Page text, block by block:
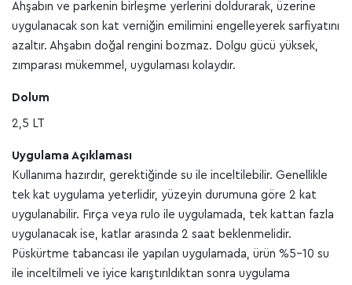
Ahşabın ve parkenin birleşme yerlerini doldurarak, üzerine
uygulanacak son kat verniğin emilimini engelleyerek sarfiyatını
azaltır. Ahşabın doğal rengini bozmaz. Dolgu gücü yüksek,
zımparası mükemmel, uygulaması kolaydır.
Dolum
2,5 LT
Uygulama Açıklaması
Kullanıma hazırdır, gerektiğinde su ile inceltilebilir. Genellikle
tek kat uygulama yeterlidir, yüzeyin durumuna göre 2 kat
uygulanabilir. Fırça veya rulo ile uygulamada, tek kattan fazla
uygulanacak ise, katlar arasında 2 saat beklenmelidir.
Püskürtme tabancası ile yapılan uygulamada, ürün %5-10 su
ile inceltilmeli ve iyice karıştırıldıktan sonra uygulama